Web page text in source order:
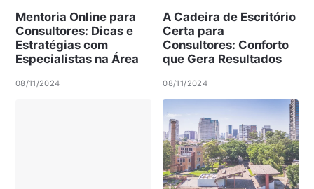
Mentoria Online para
Consultores: Dicas e
Estratégias com
Especialistas na Área
08/11/2024
A Cadeira de Escritório
Certa para
Consultores: Conforto
que Gera Resultados
08/11/2024